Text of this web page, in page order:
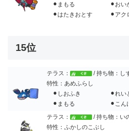
⚫︎まもる ⚫︎おい
⚫︎はたきおとす ⚫︎アク
15位
テラス：
/ 持ち物：し
特性：あめふらし
⚫︎しおふき ⚫︎れいと
⚫︎まもる ⚫︎こんげん
テラス：
/ 持ち物：い
特性：ふかしのこぶし